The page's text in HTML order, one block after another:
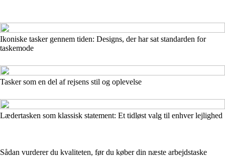
Ikoniske tasker gennem tiden: Designs, der har sat standarden for
taskemode
Tasker som en del af rejsens stil og oplevelse
Lædertasken som klassisk statement: Et tidløst valg til enhver lejlighed
Sådan vurderer du kvaliteten, før du køber din næste arbejdstaske